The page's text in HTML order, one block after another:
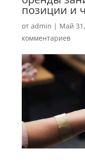
позиции и
от admin | Май
комментариев